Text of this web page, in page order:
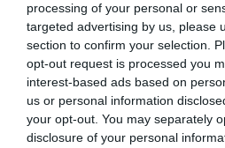
processing of your personal or
targeted advertising by us, please
section to confirm your selection.
opt-out request is processed you
interest-based ads based on
us or personal information
your opt-out. You may separately
disclosure of your personal
Justin Faira commenté :
Le premier A330, rénové
“C’est pourquoi en 2019, Air
l’ensemble de ses cabines
200. En 2019, ces nouvelles
vers Niamey, Cotonou,